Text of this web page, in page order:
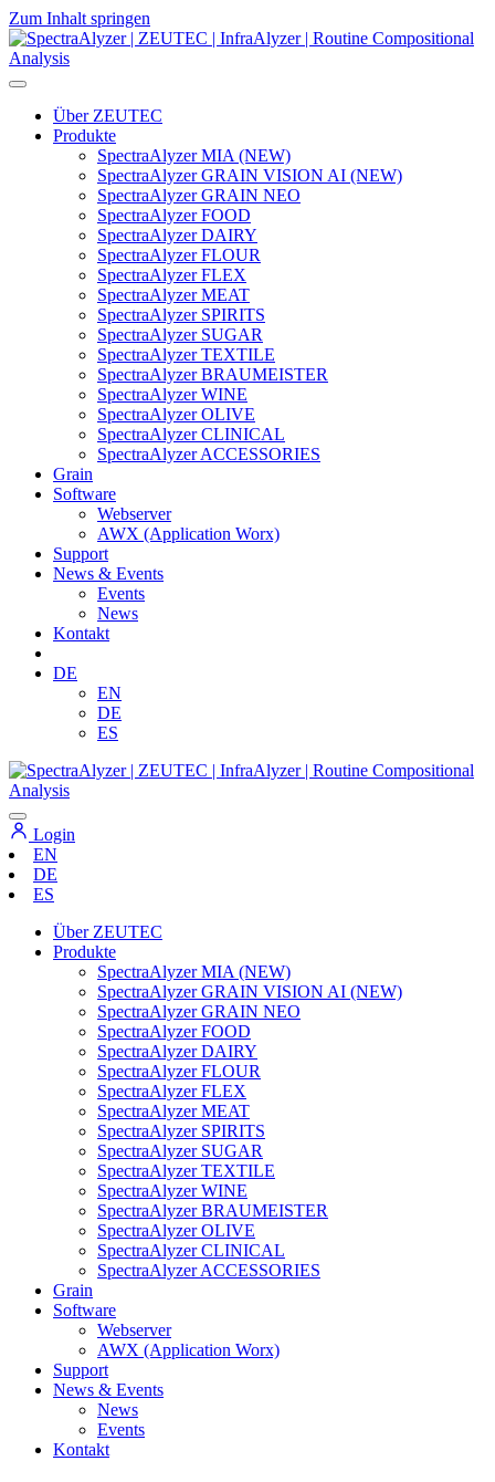
Zum Inhalt springen
Hauptnavigation
Über ZEUTEC
Produkte
SpectraAlyzer MIA (NEW)
SpectraAlyzer GRAIN VISION AI (NEW)
SpectraAlyzer GRAIN NEO
SpectraAlyzer FOOD
SpectraAlyzer DAIRY
SpectraAlyzer FLOUR
SpectraAlyzer FLEX
SpectraAlyzer MEAT
SpectraAlyzer SPIRITS
SpectraAlyzer SUGAR
SpectraAlyzer TEXTILE
SpectraAlyzer BRAUMEISTER
SpectraAlyzer WINE
SpectraAlyzer OLIVE
SpectraAlyzer CLINICAL
SpectraAlyzer ACCESSORIES
Grain
Software
Webserver
AWX (Application Worx)
Support
News & Events
Events
News
Kontakt
DE
EN
DE
ES
Login
EN
DE
ES
Über ZEUTEC
Produkte
SpectraAlyzer MIA (NEW)
SpectraAlyzer GRAIN VISION AI (NEW)
SpectraAlyzer GRAIN NEO
SpectraAlyzer FOOD
SpectraAlyzer DAIRY
SpectraAlyzer FLOUR
SpectraAlyzer FLEX
SpectraAlyzer MEAT
SpectraAlyzer SPIRITS
SpectraAlyzer SUGAR
SpectraAlyzer TEXTILE
SpectraAlyzer WINE
SpectraAlyzer BRAUMEISTER
SpectraAlyzer OLIVE
SpectraAlyzer CLINICAL
SpectraAlyzer ACCESSORIES
Grain
Software
Webserver
AWX (Application Worx)
Support
News & Events
News
Events
Kontakt